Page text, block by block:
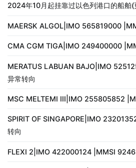
2024年10月起挂靠过以色列港口的船
MAERSK ALGOL|IMO 565819000
CMA CGM TIGA|IMO 249400000
MERATUS LABUAN BAJO|IMO
异常转向
MSC MELTEMI III|IMO 255805852
SPIRIT OF SINGAPORE|IMO
转向
FLEXI 2|IMO 422000124 |MMSI